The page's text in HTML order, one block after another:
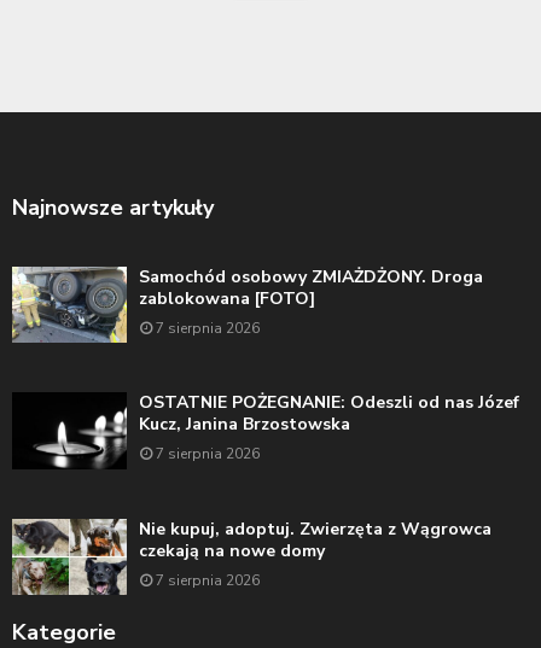
Najnowsze artykuły
Samochód osobowy ZMIAŻDŻONY. Droga
zablokowana [FOTO]
7 sierpnia 2026
OSTATNIE POŻEGNANIE: Odeszli od nas Józef
Kucz, Janina Brzostowska
7 sierpnia 2026
Nie kupuj, adoptuj. Zwierzęta z Wągrowca
czekają na nowe domy
7 sierpnia 2026
Kategorie